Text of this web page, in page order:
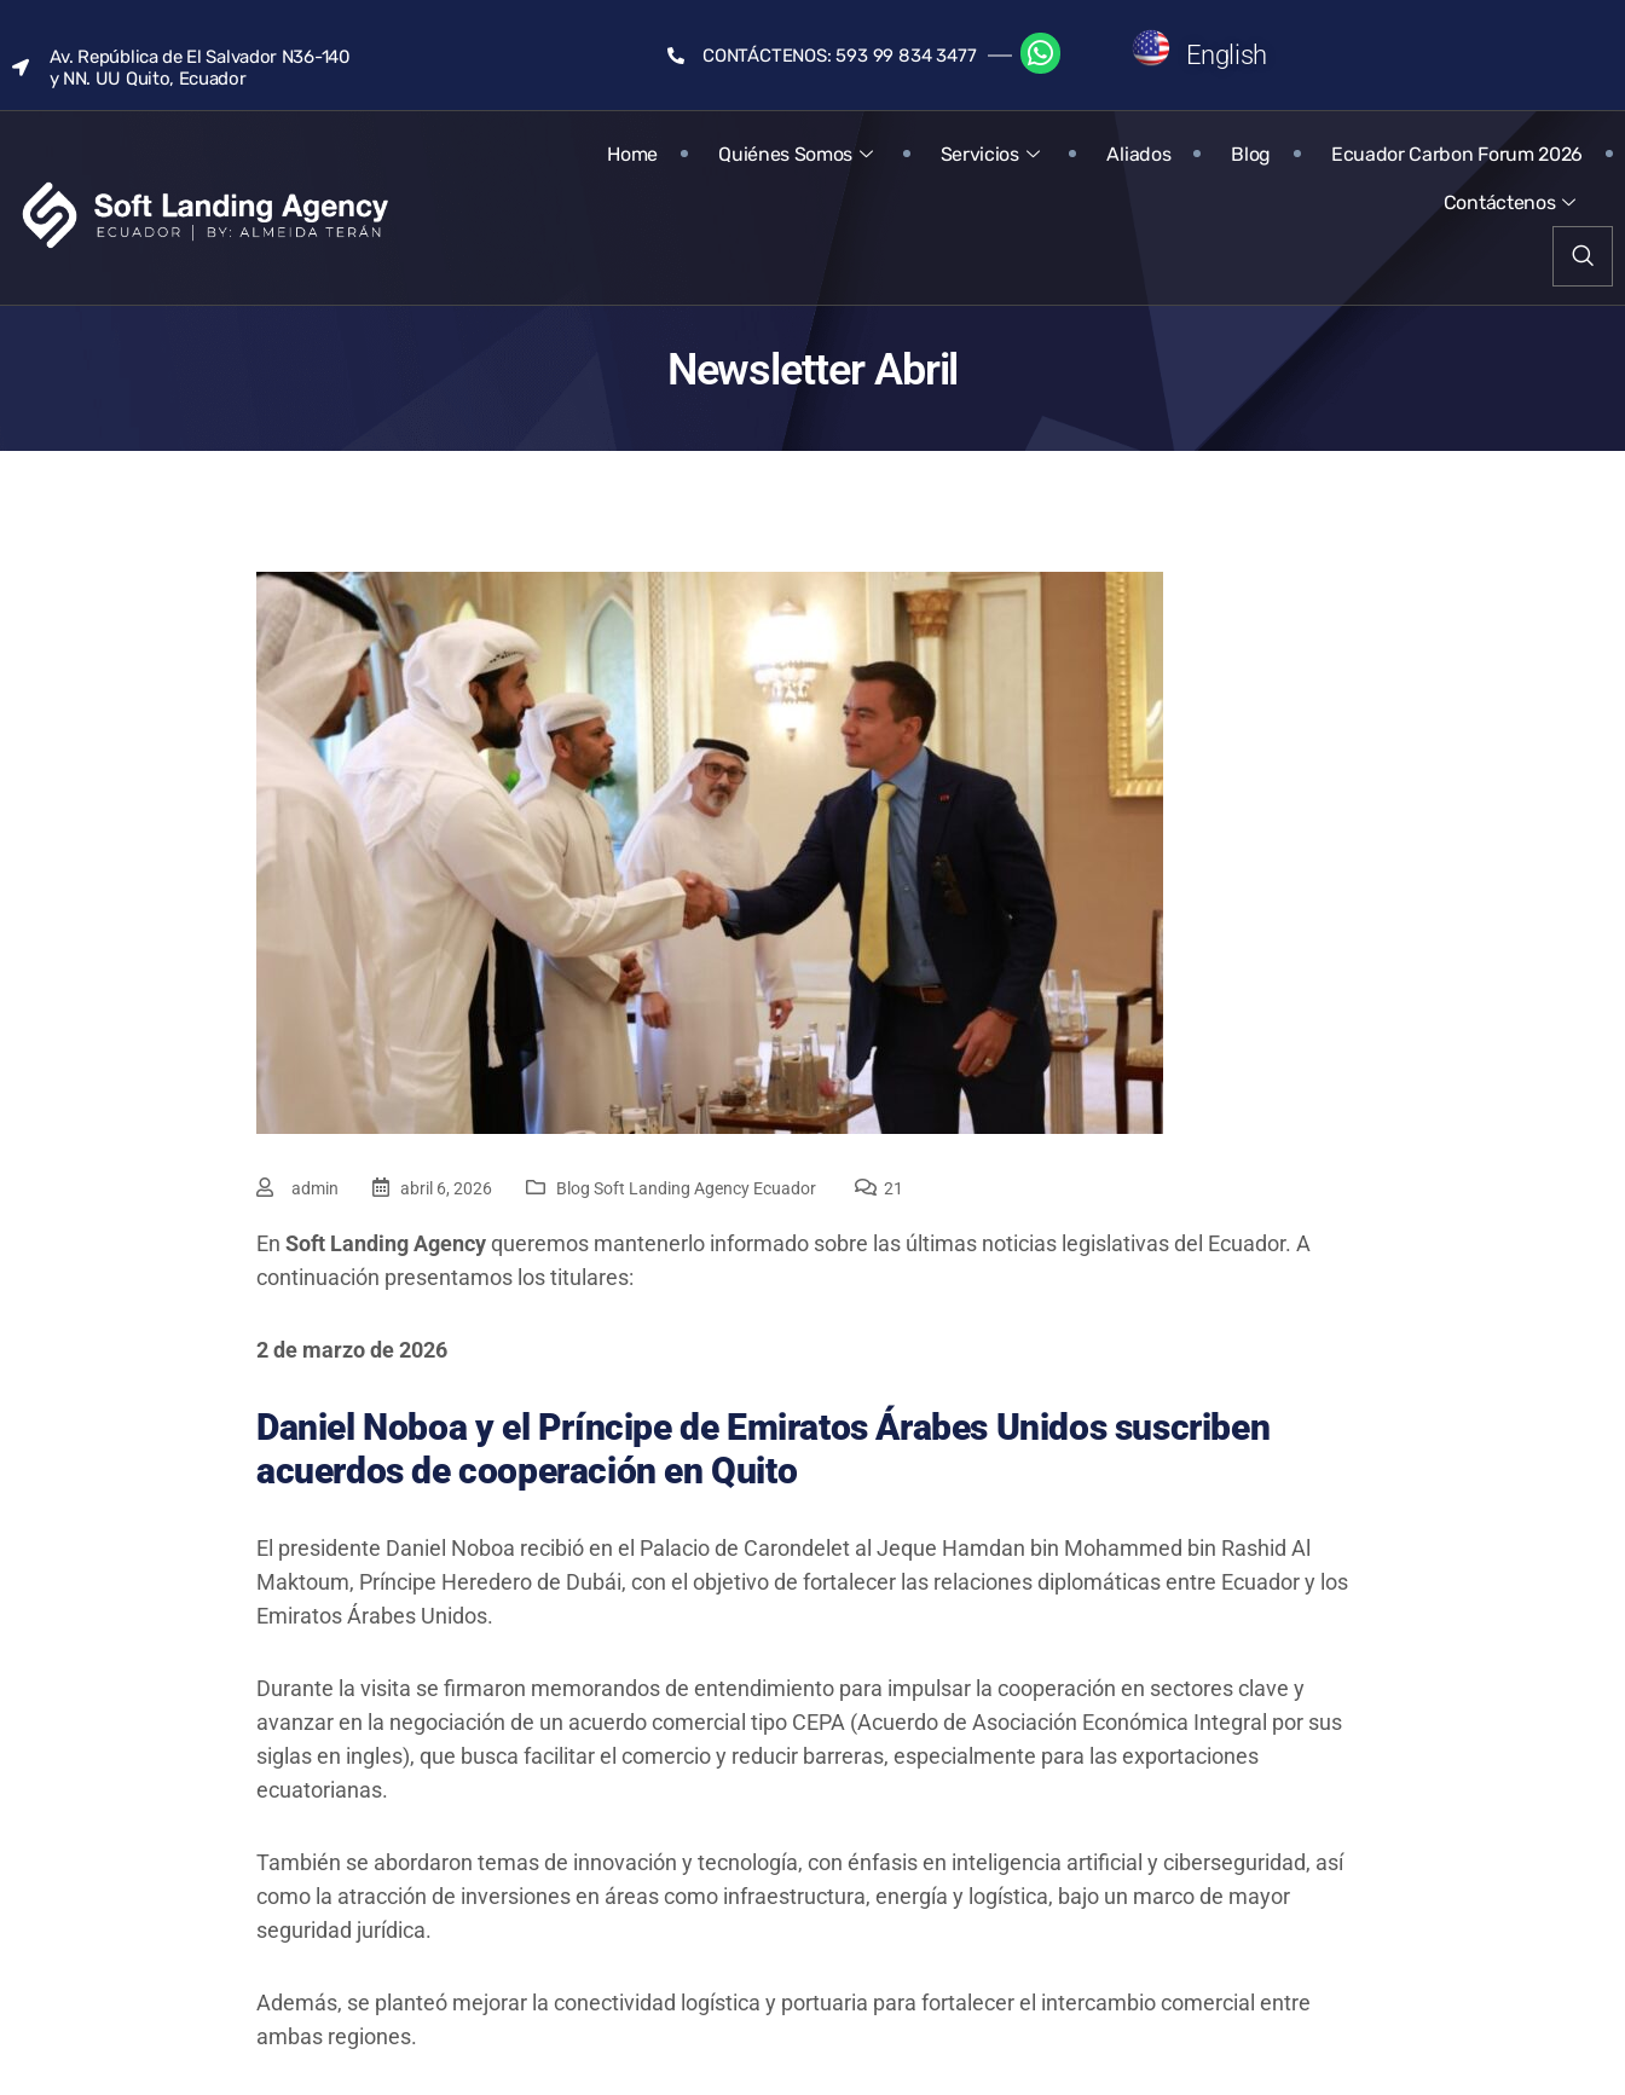
Av. República de El Salvador N36-140
y NN. UU Quito, Ecuador
CONTÁCTENOS: 593 99 834 3477 English
Home Quiénes Somos Servicios Aliados Blog Ecuador Carbon Forum 2026
Contáctenos
Newsletter Abril
admin abril 6, 2026 Blog Soft Landing Agency Ecuador 21
En Soft Landing Agencyqueremos mantenerlo informado sobre las últimas noticias legislativas del Ecuador. A
continuación presentamos los titulares:
2 de marzo de 2026
Daniel Noboa y el Príncipe de Emiratos Árabes Unidos suscriben
acuerdos de cooperación en Quito
El presidente Daniel Noboa recibió en el Palacio de Carondelet al Jeque Hamdan bin Mohammed bin Rashid Al
Maktoum, Príncipe Heredero de Dubái, con el objetivo de fortalecer las relaciones diplomáticas entre Ecuador y los
Emiratos Árabes Unidos.
Durante la visita se firmaron memorandos de entendimiento para impulsar la cooperación en sectores clave y
avanzar en la negociación de un acuerdo comercial tipo CEPA (Acuerdo de Asociación Económica Integral por sus
siglas en ingles), que busca facilitar el comercio y reducir barreras, especialmente para las exportaciones
ecuatorianas.
También se abordaron temas de innovación y tecnología, con énfasis en inteligencia artificial y ciberseguridad, así
como la atracción de inversiones en áreas como infraestructura, energía y logística, bajo un marco de mayor
seguridad jurídica.
Además, se planteó mejorar la conectividad logística y portuaria para fortalecer el intercambio comercial entre
ambas regiones.